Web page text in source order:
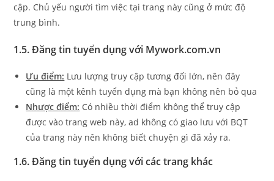
cập. Chủ yếu người tìm việc tại trang này cũng ở mức độ
trung bình.
1.5. Đăng tin tuyển dụng với Mywork.com.vn
Ưu điểm: Lưu lượng truy cập tương đối lớn, nên đây
cũng là một kênh tuyển dụng mà bạn không nên bỏ qua
Nhược điểm: Có nhiều thời điểm không thể truy cập
được vào trang web này, ad không có giao lưu với BQT
của trang này nên không biết chuyện gì đã xảy ra.
1.6. Đăng tin tuyển dụng với các trang khác